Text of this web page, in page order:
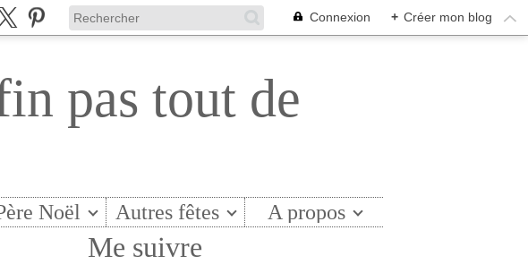
Connexion + Créer mon blog
pas tout de
Noël Autres fêtes A propos
Me suivre